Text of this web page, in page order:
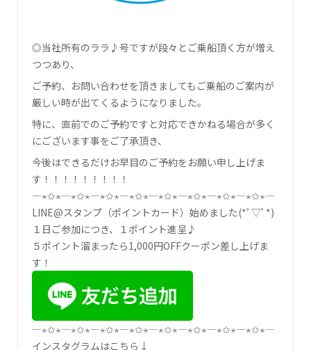
◎当社所有のララ♪号ですが段々とご乗船頂く方が増え
つつあり、
ご予約、お問い合わせを頂きましてもご乗船のご案内が
厳しい時が出てくるようになりました。
特に、直前でのご予約ですと対応できかねる場合が多く
にございます事をご了承頂き、
今後はできるだけお早目のご予約をお願い申し上げま
す！！！！！！！！！
―⋆✩⋆―⋆✩⋆―⋆✩⋆―⋆✩⋆―⋆✩⋆―⋆✩⋆―⋆✩⋆―⋆✩⋆―
LINE@スタンプ（ポイントカード）始めました(*ﾟ▽ﾟ*)
１日ご参加につき、１ポイント進呈♪
５ポイント溜まったら1,000円OFFクーポン差し上げま
す！
―⋆✩⋆―⋆✩⋆―⋆✩⋆―⋆✩⋆―⋆✩⋆―⋆✩⋆―⋆✩⋆―⋆✩⋆―
インスタグラムはこちら↓